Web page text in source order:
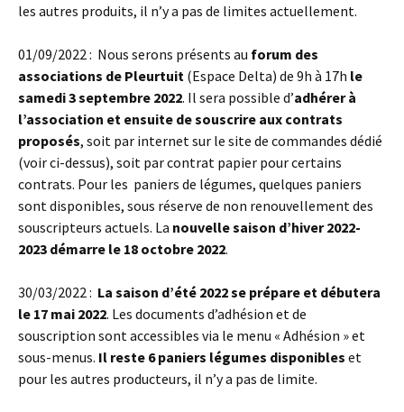
les autres produits, il n’y a pas de limites actuellement.
01/09/2022 : Nous serons présents au forum des
associations de Pleurtuit (Espace Delta) de 9h à 17h le
samedi 3 septembre 2022. Il sera possible d’adhérer à
l’association et ensuite de souscrire aux contrats
proposés, soit par internet sur le site de commandes dédié
(voir ci-dessus), soit par contrat papier pour certains
contrats. Pour les paniers de légumes, quelques paniers
sont disponibles, sous réserve de non renouvellement des
souscripteurs actuels. La nouvelle saison d’hiver 2022-
2023 démarre le 18 octobre 2022.
30/03/2022 : La saison d’été 2022 se prépare et débutera
le 17 mai 2022. Les documents d’adhésion et de
souscription sont accessibles via le menu « Adhésion » et
sous-menus. Il reste 6 paniers légumes disponibles et
pour les autres producteurs, il n’y a pas de limite.